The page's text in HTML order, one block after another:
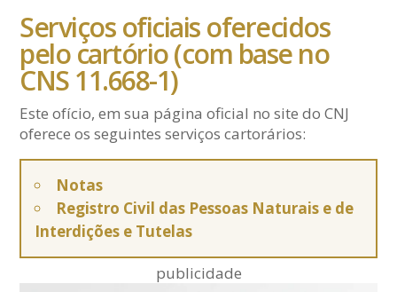
Serviços oficiais oferecidos
pelo cartório (com base no
CNS 11.668-1)
Este ofício, em sua página oficial no site do CNJ
oferece os seguintes serviços cartorários:
Notas
Registro Civil das Pessoas Naturais e de
Interdições e Tutelas
publicidade